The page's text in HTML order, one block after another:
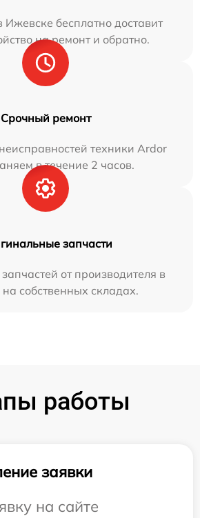
бесплатно доставит
на ремонт и обратно.
Срочный ремонт
техники Ardor
в течение 2 часов.
запчасти
от производителя в
собственных складах.
работы
заявки
на сайте